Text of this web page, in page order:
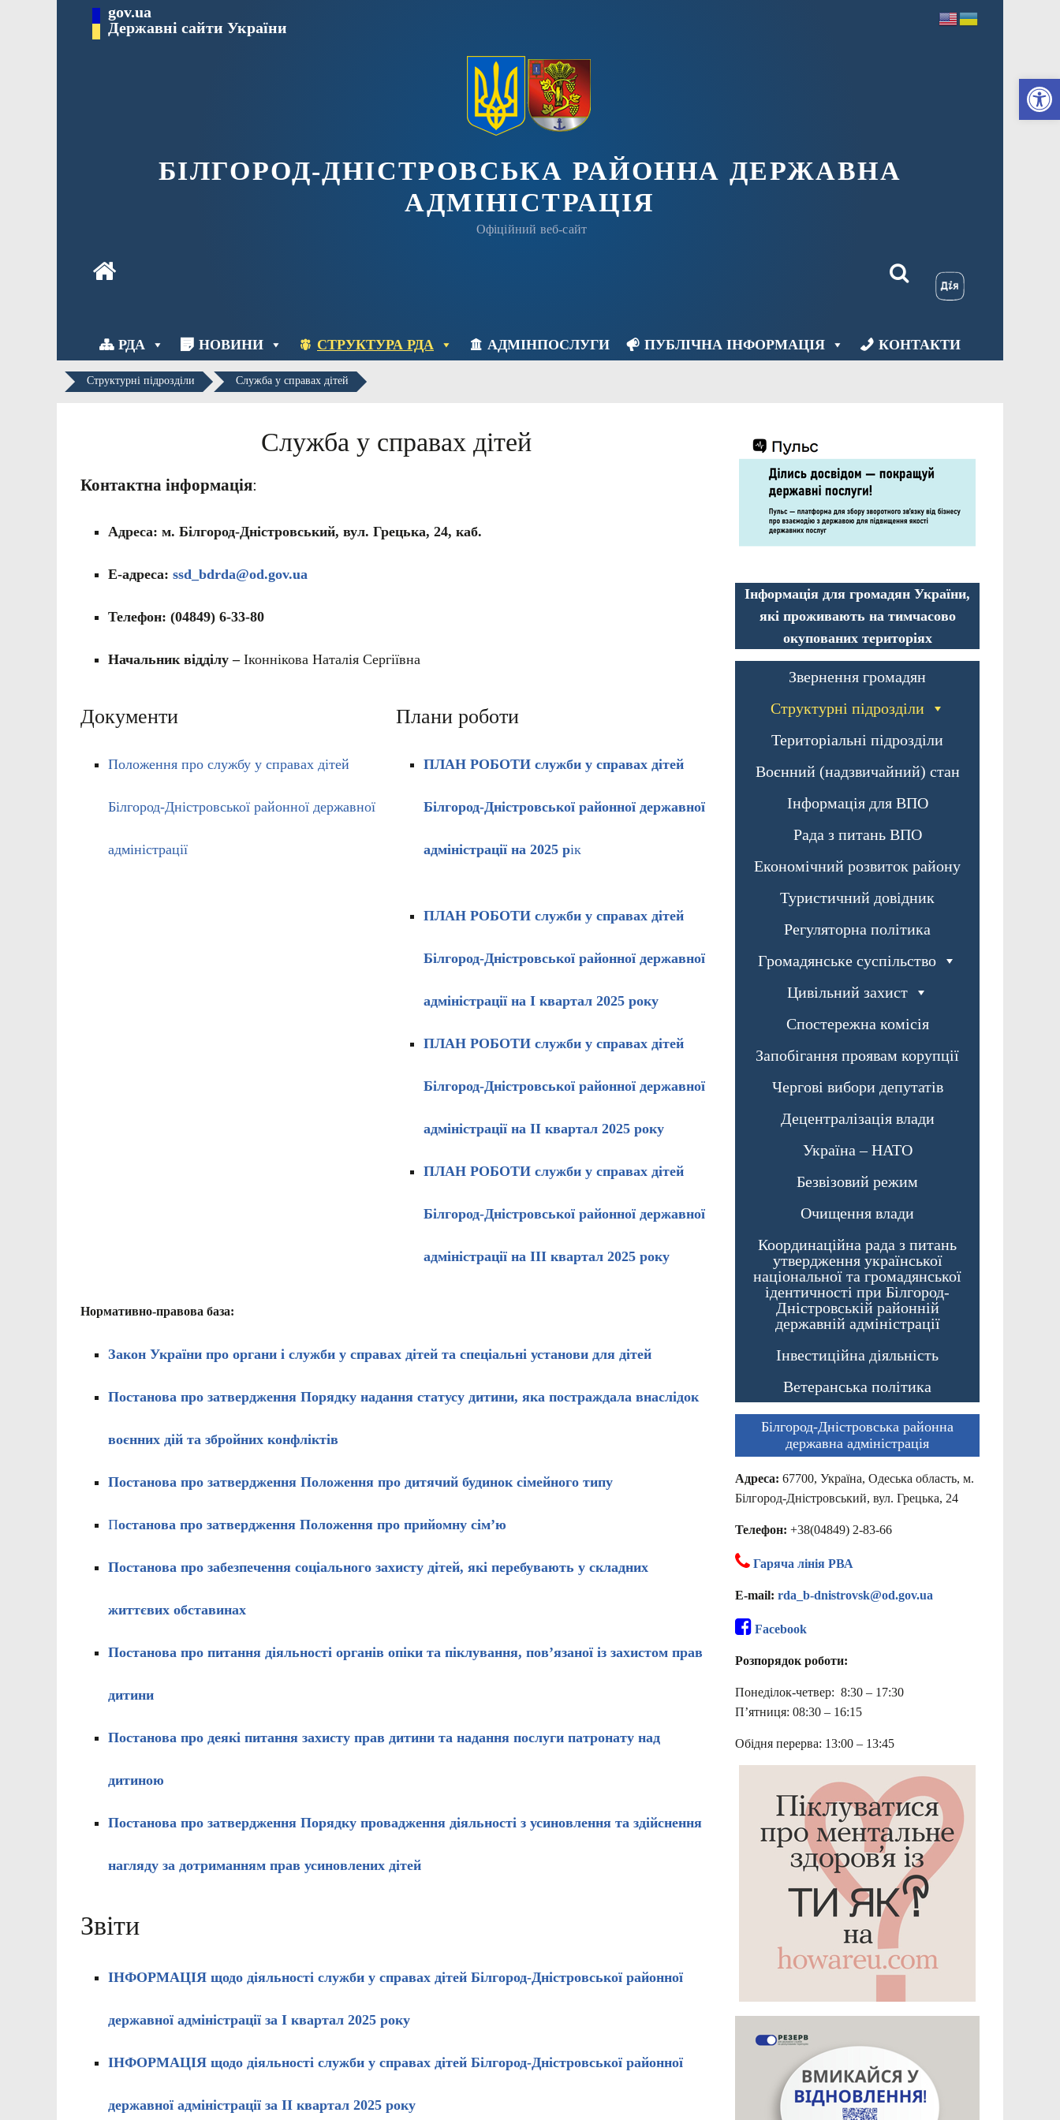
gov.ua
Державні сайти України
БІЛГОРОД-ДНІСТРОВСЬКА РАЙОННА ДЕРЖАВНА
АДМІНІСТРАЦІЯ
Офіційний веб-сайт
РДА НОВИНИ СТРУКТУРА РДА АДМІНПОСЛУГИ ПУБЛІЧНА ІНФОРМАЦІЯ КОНТАКТИ
Структурні підрозділи Служба у справах дітей
Служба у справах дітей
Контактна інформація:
Адреса: м. Білгород-Дністровський, вул. Грецька, 24, каб.
Е-адреса: ssd_bdrda@od.gov.ua
Телефон: (04849) 6-33-80
Начальник відділу – Іконнікова Наталія Сергіївна
Документи
Положення про службу у справах дітей
Білгород-Дністровської районної державної
адміністрації
Плани роботи
ПЛАН РОБОТИ служби у справах дітей
Білгород-Дністровської районної державної
адміністрації на 2025 рік
ПЛАН РОБОТИ служби у справах дітей
Білгород-Дністровської районної державної
адміністрації на І квартал 2025 року
ПЛАН РОБОТИ служби у справах дітей
Білгород-Дністровської районної державної
адміністрації на ІІ квартал 2025 року
ПЛАН РОБОТИ служби у справах дітей
Білгород-Дністровської районної державної
адміністрації на ІІІ квартал 2025 року
Нормативно-правова база:
Закон України про органи і служби у справах дітей та спеціальні установи для дітей
Постанова про затвердження Порядку надання статусу дитини, яка постраждала внаслідок
воєнних дій та збройних конфліктів
Постанова про затвердження Положення про дитячий будинок сімейного типу
Постанова про затвердження Положення про прийомну сім’ю
Постанова про забезпечення соціального захисту дітей, які перебувають у складних
життєвих обставинах
Постанова про питання діяльності органів опіки та піклування, пов’язаної із захистом прав
дитини
Постанова про деякі питання захисту прав дитини та надання послуги патронату над
дитиною
Постанова про затвердження Порядку провадження діяльності з усиновлення та здійснення
нагляду за дотриманням прав усиновлених дітей
Звіти
ІНФОРМАЦІЯ щодо діяльності служби у справах дітей Білгород-Дністровської районної
державної адміністрації за І квартал 2025 року
ІНФОРМАЦІЯ щодо діяльності служби у справах дітей Білгород-Дністровської районної
державної адміністрації за ІІ квартал 2025 року
Інформація для громадян України,
які проживають на тимчасово
окупованих територіях
Звернення громадян
Структурні підрозділи
Територіальні підрозділи
Воєнний (надзвичайний) стан
Інформація для ВПО
Рада з питань ВПО
Економічний розвиток району
Туристичний довідник
Регуляторна політика
Громадянське суспільство
Цивільний захист
Спостережна комісія
Запобігання проявам корупції
Чергові вибори депутатів
Децентралізація влади
Україна – НАТО
Безвізовий режим
Очищення влади
Координаційна рада з питань
утвердження української
національної та громадянської
ідентичності при Білгород-
Дністровській районній
державній адміністрації
Інвестиційна діяльність
Ветеранська політика
Білгород-Дністровська районна
державна адміністрація
Адреса: 67700, Україна, Одеська область, м.
Білгород-Дністровський, вул. Грецька, 24
Телефон: +38(04849) 2-83-66
Гаряча лінія РВА
E-mail: rda_b-dnistrovsk@od.gov.ua
Facebook
Розпорядок роботи:
Понеділок-четвер: 8:30 – 17:30
П’ятниця: 08:30 – 16:15
Обідня перерва: 13:00 – 13:45